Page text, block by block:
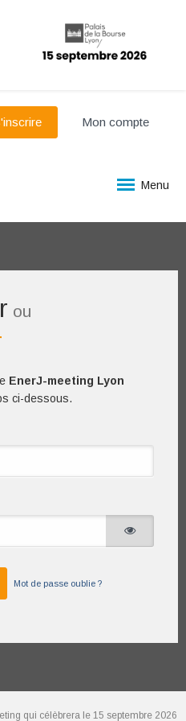
Mon compte
Menu
ou
EnerJ-meeting Lyon
ci-dessous.
Mot de passe oublie ?
qui célèbrera le 15 septembre 2026